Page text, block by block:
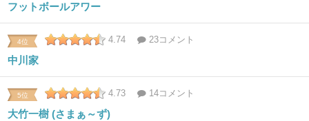
フットボールアワー
4位 4.74 23コメント
中川家
5位 4.73 14コメント
大竹一樹 (さまぁ～ず)